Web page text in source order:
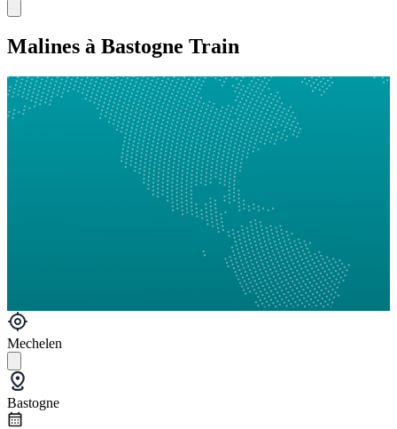
Malines à Bastogne Train
Mechelen
Bastogne